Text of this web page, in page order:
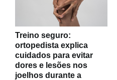
Treino seguro:
ortopedista explica
cuidados para evitar
dores e lesões nos
joelhos durante a